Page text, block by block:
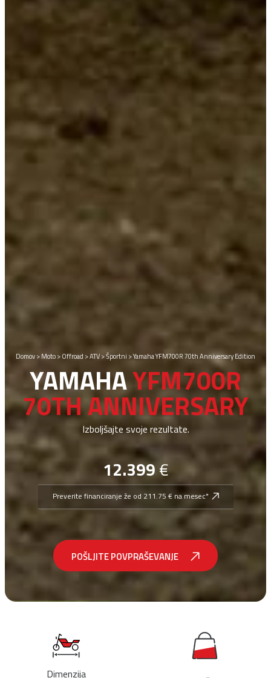
Domov>Moto>Offroad >ATV>Športni >Yamaha YFM700R 70th Anniversary Edition
YAMAHAYFM700R
70TH ANNIVERSARY
Izboljšajte svoje rezultate.
12.399€
Preverite financiranje že od 211.75 € na mesec*
POŠLJITE POVPRAŠEVANJE
Dimenzija